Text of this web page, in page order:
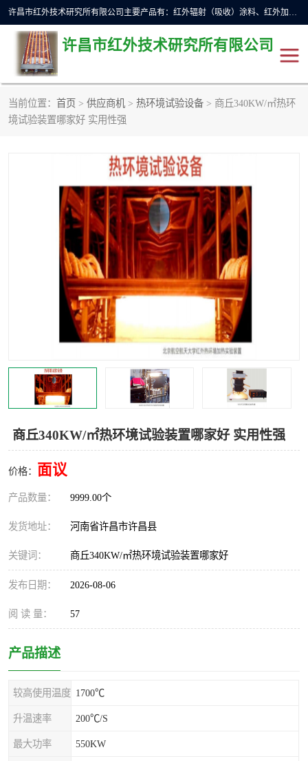
许昌市红外技术研究所有限公司主要产品有：红外辐射（吸收）涂料、红外加热元件、红外辐射加热模块（板）、红外辐射加热炉（箱）、快速红外辐射加热器、系列高端红外加热实验设备、系列红外加热控制器等。
许昌市红外技术研究所有限公司
当前位置： 首页 > 供应商机 > 热环境试验设备 > 商丘340KW/㎡热环
境试验装置哪家好 实用性强
商丘340KW/㎡热环境试验装置哪家好 实用性强
价格： 面议
产品数量： 9999.00个
发货地址： 河南省许昌市许昌县
关键词： 商丘340KW/㎡热环境试验装置哪家好
发布日期： 2026-08-06
阅 读 量： 57
产品描述
较高使用温度 1700℃
升温速率 200℃/S
最大功率 550KW
红外加热设备
红外辐射加热器
红外辐射加热模块 定制红外加热实验设备
红外加热元件 红外辐射吸收涂料
高端红外加热实验设备 电工电气
高温涂料 红外加热控制器
热环境试验设备
定波长红外辐射加热器
快速红外辐射聚焦炉 烤箱烘箱